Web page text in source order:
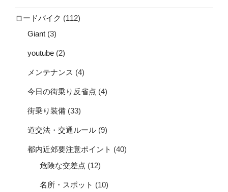
ロードバイク (112)
Giant (3)
youtube (2)
メンテナンス (4)
今日の街乗り反省点 (4)
街乗り装備 (33)
道交法・交通ルール (9)
都内近郊要注意ポイント (40)
危険な交差点 (12)
名所・スポット (10)